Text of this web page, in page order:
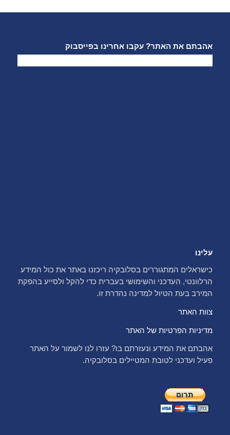
אהבתם את האתר? עקבו אחרינו בפייסבוק
עלינו
כישראלים המתגוררים בסלובקיה ריכזנו באתר את כול המידע
הרלוונטי, העדכני והשימושי בעברית כדי להקל ולסייע בהפקת
המירב בעת הטיול למדינה נהדרת זו.
צוות האתר
מדיניות הפרטיות של האתר
אהבתם את המידע ונעזרתם בו? עזרו לנו לשמור על האתר
פעיל ועדכני לטובת המטיילים בסלובקיה.